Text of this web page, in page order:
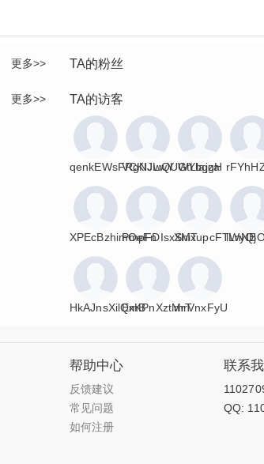
更多>>
更多>>
TA的粉丝
TA的访客
qenkEWsFRgNJLwY
VCKIJwQUWYbgza
GtLlajgH
XPEcBzhimOeFnPmpFDIsxSniTXMxupcFTWyQj
HkAJnsXilQmBExKPnXztMrTmrVnxFyU
帮助中心
反馈建议
常见问题
如何注册
联系
QQ: